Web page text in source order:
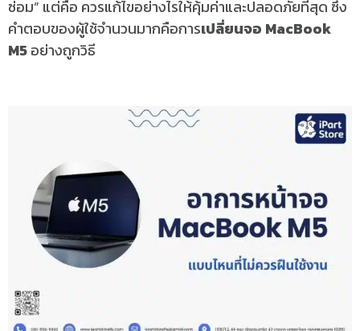
ซ่อม” แต่คือ ควรแก้ไขอย่างไรให้คุ้มค่าและปลอดภัยที่สุด ซึ่ง
คำตอบของผู้ใช้จำนวนมากคือการเปลี่ยนจอ MacBook
M5อย่างถูกวิธี